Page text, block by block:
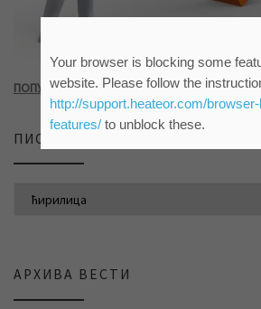
ПОПУНИТЕ УПИТНИК КЛИКОМ НА СЛИКУ ИЛИ
ПИСМО САЈТА
АРХИВА ВЕСТИ
Your browser is blocking some
website. Please follow the
http://support.heateor.com/
features/to unblock these.